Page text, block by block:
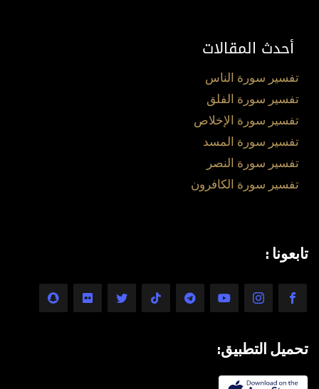
أحدث المقالات
تفسير سورة الناس
تفسير سورة الفلق
تفسير سورة الإخلاص
تفسير سورة المسد
تفسير سورة النصر
تفسير سورة الكافرون
تابعونا :
تحميل التطبيق: